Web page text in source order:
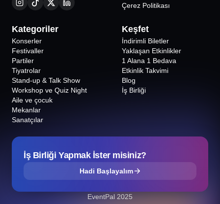
Çerez Politikası
Kategoriler
Konserler
Festivaller
Partiler
Tiyatrolar
Stand-up & Talk Show
Workshop ve Quiz Night
Aile ve çocuk
Mekanlar
Sanatçılar
Keşfet
İndirimli Biletler
Yaklaşan Etkinlikler
1 Alana 1 Bedava
Etkinlik Takvimi
Blog
İş Birliği
İş Birliği Yapmak İster misiniz?
Hadi Başlayalım
EventPal 2025